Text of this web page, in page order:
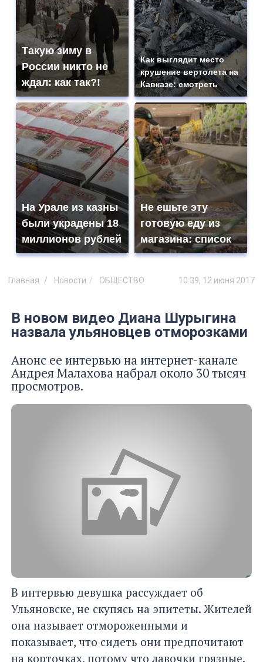
Такую зиму в
России никто не
ждал: как так?!
Как выглядит место
крушение вертолета на
Кавказе: смотреть
На Урале из казны
были украдены 18
миллионов рублей
Не ешьте эту
готовую еду из
магазина: список
Главная Новости ОБЩЕСТВО 10:39, 12 июня 2017
В новом видео Диана Шурыгина
назвала ульяновцев отморозками
Анонс ее интервью на интернет-канале
Андрея Малахова набрал около 30 тысяч
просмотров.
В интервью девушка рассуждает об
Ульяновске, не скупясь на эпитеты. Жителей
она называет отмороженными и
показывает, что сидеть они предпочитают
на корточках, потому что лавочки грязные.